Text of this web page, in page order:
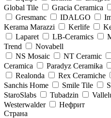
Global Tile
Gracia Ceramica
Gresmanc
IDALGO
Kerama Marazzi
Kerlife
Laparet
LB-Ceramics
Trend
Novabell
NS Mosaic
NT Ceramic
Ceramica
Paradyz Сeramika
Realonda
Rex Ceramiche
Sanchis Home
Smile Tile
StaroSlabs
Tubadzin
Westerwalder
Нефрит
Страна